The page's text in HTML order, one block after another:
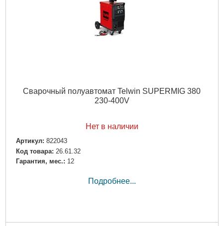
Сварочный полуавтомат Telwin SUPERMIG 380
230-400V
Нет в наличии
Артикул: 822043
Код товара: 26.61.32
Гарантия, мес.: 12
Подробнее...